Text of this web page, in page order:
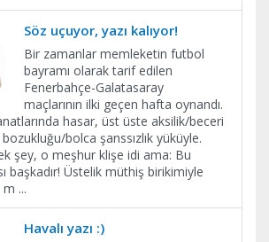
Söz uçuyor, yazı kalıyor!
Bir zamanlar memleketin futbol
bayramı olarak tarif edilen
Fenerbahçe-Galatasaray
maçlarının ilki geçen hafta oynandı.
hasar, üst üste aksilik/beceri
bolca şanssızlık yüküyle.
şey, o meşhur klişe idi ama: Bu
başkadır! Üstelik müthiş birikimiyle
m ...
Havalı yazı :)